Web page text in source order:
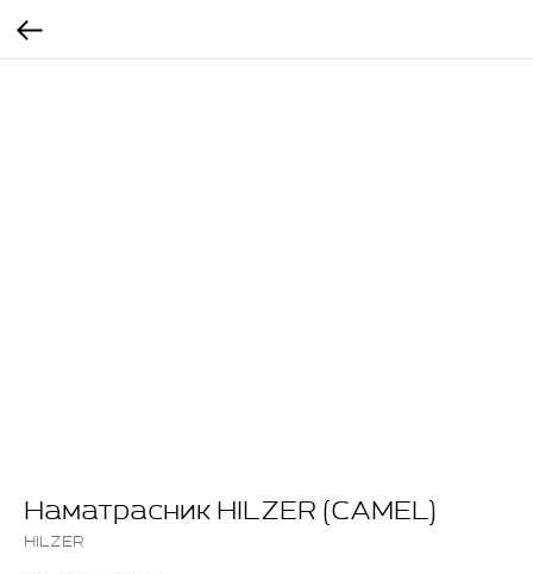
Наматрасник HILZER (CAMEL)
HILZER